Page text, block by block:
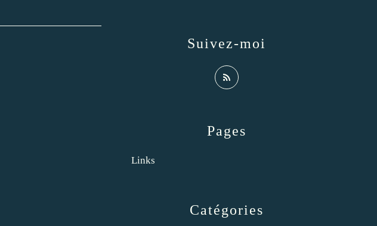
Catégories
Pages
Links
Suivez-moi